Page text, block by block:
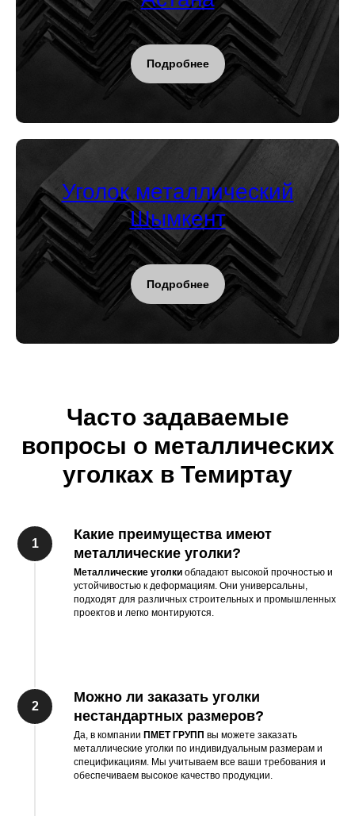
Подробнее
Уголок металлический
Шымкент
Подробнее
Часто задаваемые
вопросы о металлических
уголках в Темиртау
Какие преимущества имеют
металлические уголки?
Металлические уголки обладают высокой прочностью и
устойчивостью к деформациям. Они универсальны,
подходят для различных строительных и промышленных
проектов и легко монтируются.
Можно ли заказать уголки
нестандартных размеров?
Да, в компании ПМЕТ ГРУПП вы можете заказать
металлические уголки по индивидуальным размерам и
спецификациям. Мы учитываем все ваши требования и
обеспечиваем высокое качество продукции.